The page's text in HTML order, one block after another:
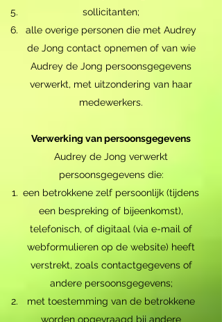
sollicitanten;
alle overige personen die met Audrey
de Jong contact opnemen of van wie
Audrey de Jong persoonsgegevens
verwerkt, met uitzondering van haar
medewerkers.
Verwerking van persoonsgegevens
Audrey de Jong verwerkt
persoonsgegevens die:
een betrokkene zelf persoonlijk (tijdens
een bespreking of bijeenkomst),
telefonisch, of digitaal (via e-mail of
webformulieren op de website) heeft
verstrekt, zoals contactgegevens of
andere persoonsgegevens;
met toestemming van de betrokkene
worden opgevraagd bij andere